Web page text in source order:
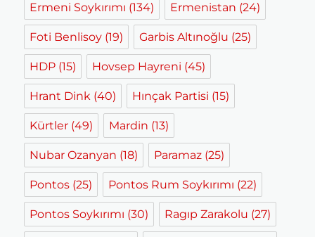
Ermeni Soykırımı (134) Ermenistan (24)
Foti Benlisoy (19) Garbis Altınoğlu (25)
HDP (15) Hovsep Hayreni (45)
Hrant Dink (40) Hınçak Partisi (15)
Kürtler (49) Mardin (13)
Nubar Ozanyan (18) Paramaz (25)
Pontos (25) Pontos Rum Soykırımı (22)
Pontos Soykırımı (30) Ragıp Zarakolu (27)